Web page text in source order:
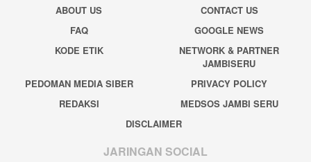
ABOUT US
CONTACT US
FAQ
GOOGLE NEWS
KODE ETIK
NETWORK & PARTNER
JAMBISERU
PEDOMAN MEDIA SIBER
PRIVACY POLICY
REDAKSI
MEDSOS JAMBI SERU
DISCLAIMER
JARINGAN SOCIAL